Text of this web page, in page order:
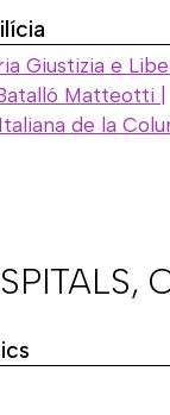
Giustizia e
Matteotti |
de la